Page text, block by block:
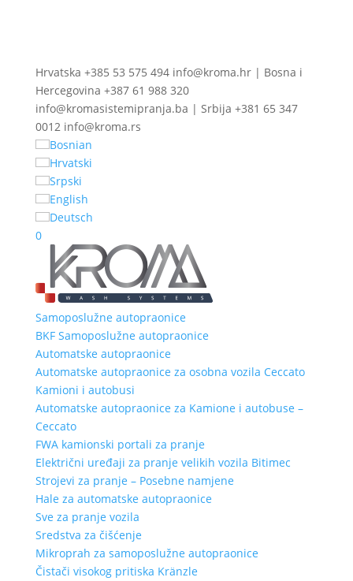
Hrvatska +385 53 575 494 info@kroma.hr | Bosna i
Hercegovina +387 61 988 320
info@kromasistemipranja.ba | Srbija +381 65 347
0012 info@kroma.rs
Bosnian
Hrvatski
Srpski
English
Deutsch
0
Samoposlužne autopraonice
BKF Samoposlužne autopraonice
Automatske autopraonice
Automatske autopraonice za osobna vozila Ceccato
Kamioni i autobusi
Automatske autopraonice za Kamione i autobuse –
Ceccato
FWA kamionski portali za pranje
Električni uređaji za pranje velikih vozila Bitimec
Strojevi za pranje – Posebne namjene
Hale za automatske autopraonice
Sve za pranje vozila
Sredstva za čišćenje
Mikroprah za samoposlužne autopraonice
Čistači visokog pritiska Kränzle